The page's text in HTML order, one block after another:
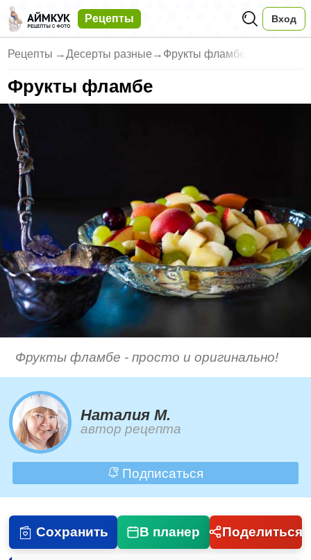
Рецепты Вход
Рецепты →Десерты разные → Фрукты фламбе
Фрукты фламбе
Фрукты фламбе - просто и оригинально!
Наталия М.
автор рецепта
Подписаться
Сохранить В планер Поделиться